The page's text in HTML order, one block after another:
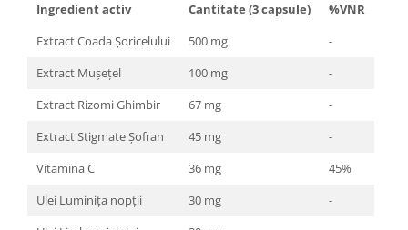
Ingredient activ Cantitate (3 capsule)
%VNR
Extract Coada Șoricelului
500 mg
-
Extract Mușețel
100 mg
-
Extract Rizomi Ghimbir
67 mg
-
Extract Stigmate Șofran
45 mg
-
Vitamina C
36 mg
45%
Ulei Luminița nopții
30 mg
-